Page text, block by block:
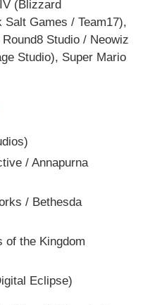
(Blizzard
Games / Team17),
Studio / Neowiz
Studio), Super Mario
/ Annapurna
/ Bethesda
of the Kingdom
Eclipse)